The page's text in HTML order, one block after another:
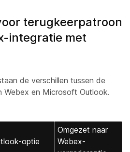
terugkeerpatroon
integratie met
de verschillen tussen de
Webex en Microsoft Outlook.
optie
Omgezet naar
Webex-